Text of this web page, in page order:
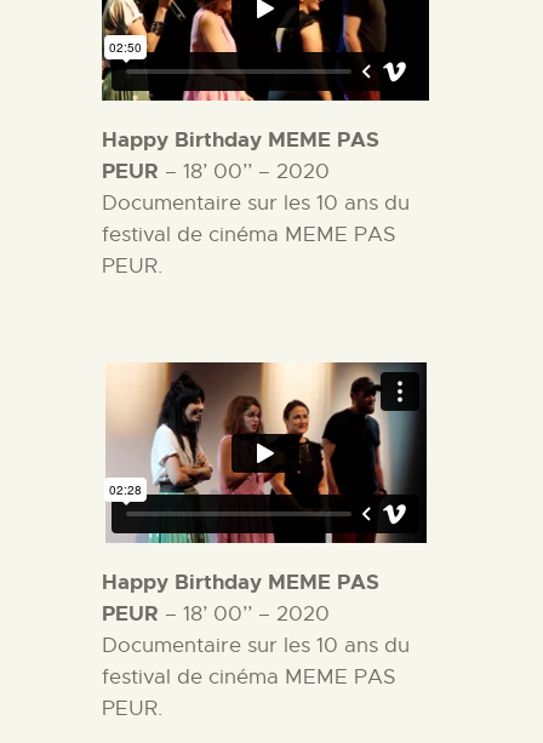
Happy Birthday MEME PAS
PEUR – 18’ 00’’ – 2020
Documentaire sur les 10 ans du
festival de cinéma MEME PAS
PEUR.
Happy Birthday MEME PAS
PEUR – 18’ 00’’ – 2020
Documentaire sur les 10 ans du
festival de cinéma MEME PAS
PEUR.